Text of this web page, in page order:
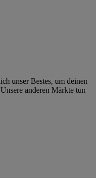
unser Bestes, um deinen
anderen Märkte tun